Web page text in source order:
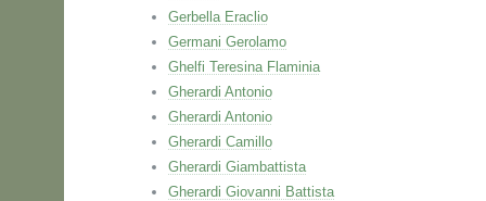
Gerbella Eraclio
Germani Gerolamo
Ghelfi Teresina Flaminia
Gherardi Antonio
Gherardi Antonio
Gherardi Camillo
Gherardi Giambattista
Gherardi Giovanni Battista